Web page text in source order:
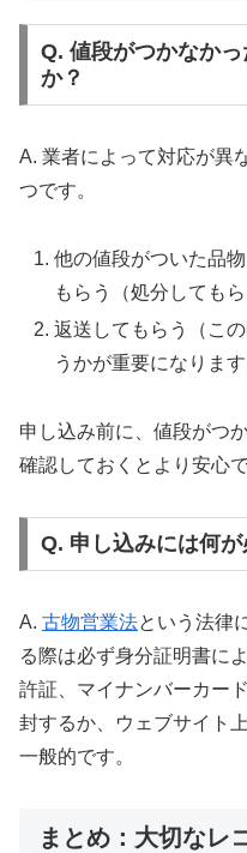
🎵 邦楽ロック・オ
橋本宜則代表による
店で断られた希少盤も
Q. 値段がつかなか
か？
A. 業者によって対応が異
つです。
他の値段がついた品
もらう（処分してもら
返送してもらう（こ
うかが重要になります
申し込み前に、値段がつ
確認しておくとより安心で
Q. 申し込みには何が
A. 古物営業法という法律
る際は必ず身分証明書に
許証、マイナンバーカー
封するか、ウェブサイト
一般的です。
まとめ：大切なレ